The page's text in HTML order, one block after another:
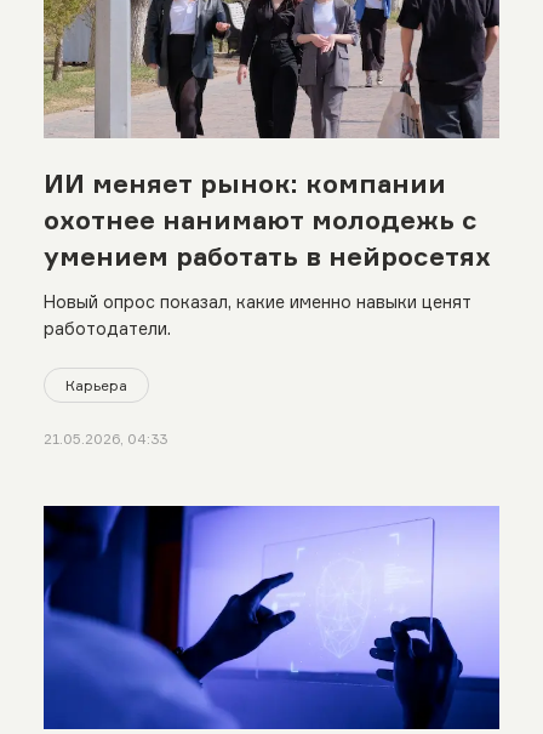
ИИ меняет рынок: компании
охотнее нанимают молодежь с
умением работать в нейросетях
Новый опрос показал, какие именно навыки ценят
работодатели.
Карьера
21.05.2026, 04:33